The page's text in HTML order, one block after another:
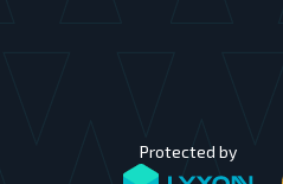
Protected by